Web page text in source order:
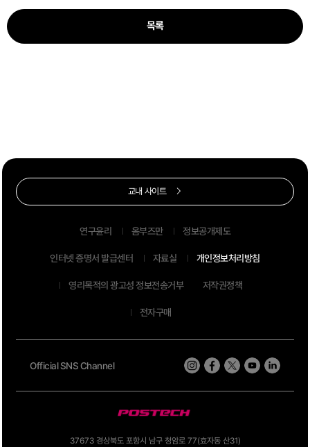
목록
37673 경상북도 포항시 남구 청암로 77(효자동 산31)
Official SNS Channel
연구윤리 옴부즈만 정보공개제도
인터넷 증명서 발급센터 자료실 개인정보처리방침
영리목적의 광고성 정보전송거부 저작권정책
전자구매
교내 사이트